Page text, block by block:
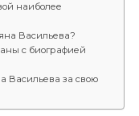
наиболее
Васильева?
с биографией
Васильева за свою